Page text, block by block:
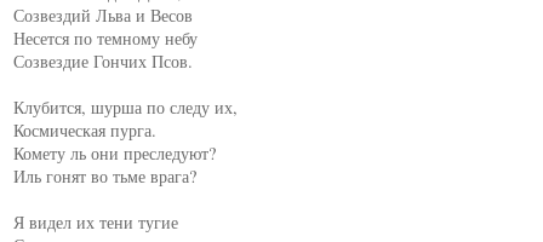
Созвездий Льва и Весов
Несется по темному небу
Созвездие Гончих Псов.
Клубится, шурша по следу их,
Космическая пурга.
Комету ль они преследуют?
Иль гонят во тьме врага?
Я видел их тени тугие